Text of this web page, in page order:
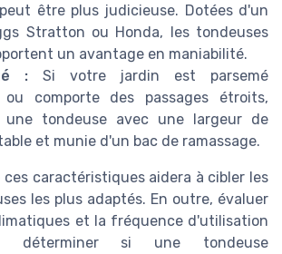
être plus judicieuse. Dotées d'un
Stratton ou Honda, les tondeuses
un avantage en maniabilité.
:Si votre jardin est parsemé
ou comporte des passages étroits,
une tondeuse avec une largeur de
et munie d'un bac de ramassage.
ces caractéristiques aidera à cibler les
les plus adaptés. En outre, évaluer
et la fréquence d'utilisation
déterminer si une tondeuse